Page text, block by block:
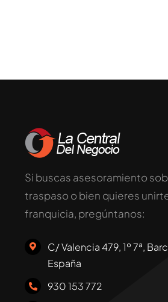
Si buscas asesoramiento
traspaso o bien quieres
franquicia, pregúntanos:
C/ Valencia 479, 1º 7ª,
España
930 153 772